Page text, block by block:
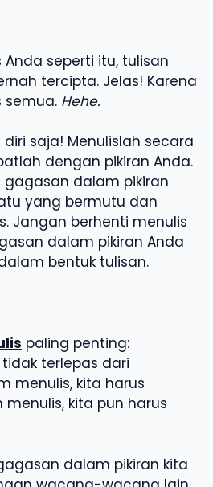
seperti itu, tulisan
tercipta. Jelas! Karena
semua. Hehe.
saja! Menulislah secara
dengan pikiran Anda.
dalam pikiran
yang bermutu dan
Jangan berhenti menulis
dalam pikiran Anda
bentuk tulisan.
paling penting:
terlepas dari
menulis, kita harus
kita pun harus
dalam pikiran kita